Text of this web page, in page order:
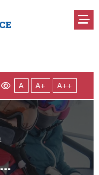
Wersja kontrastowa
Wersja domyślna
A A+ A++